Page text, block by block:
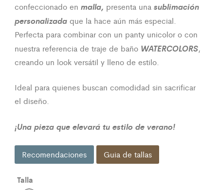
confeccionado en malla, presenta una sublimación
personalizada que la hace aún más especial.
Perfecta para combinar con un panty unicolor o con
nuestra referencia de traje de baño WATERCOLORS,
creando un look versátil y lleno de estilo.
Ideal para quienes buscan comodidad sin sacrificar
el diseño.
¡Una pieza que elevará tu estilo de verano!
Recomendaciones Guia de tallas
Talla